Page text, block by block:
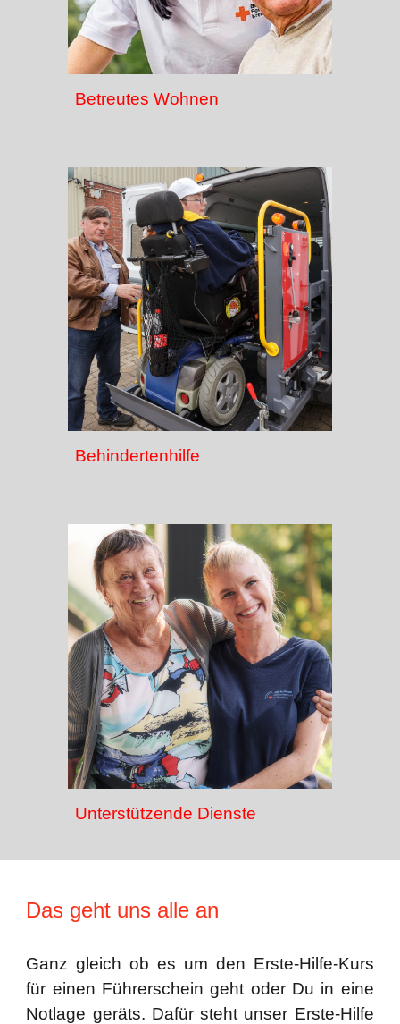
Betreutes Wohnen
Behindertenhilfe
Unterstützende Dienste
Das geht uns alle an
Ganz gleich ob es um den Erste-Hilfe-Kurs
für einen Führerschein geht oder Du in eine
Notlage geräts. Dafür steht unser Erste-Hilfe